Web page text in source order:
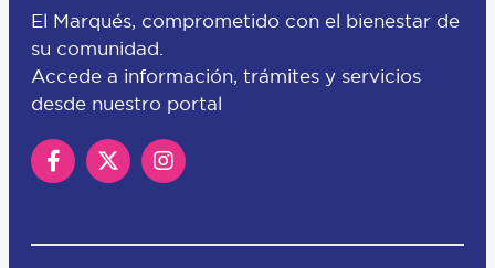
El Marqués, comprometido con el bienestar de
su comunidad.
Accede a información, trámites y servicios
desde nuestro portal